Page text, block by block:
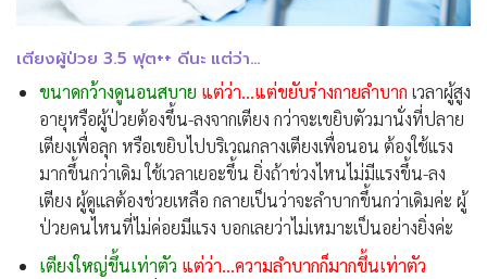
เตียงผู้ป่วย 3.5 ฟุต++ ดีนะ แต่ว่า…
ขนาดกว้างดูนอนสบาย แต่ว่า…แต่ขยับร่างกายลำบาก เวลาผู้สูง
อายุหรือผู้ป่วยต้องขึ้น-ลงจากเตียง กว่าจะเขยิบตัวมานั่งที่ปลาย
เตียงเพื่อลุก หรือเขยิบไปบริเวณกลางเตียงเพื่อนอน ต้องใช้แรง
มากขึ้นกว่าเดิม ใช้เวลาเยอะขึ้น ยิ่งถ้าช่วงไหนไม่มีแรงขึ้น-ลง
เตียง ผู้ดูแลต้องช่วยเหลือ กลายเป็นว่าจะลำบากขึ้นกว่าเดิมค่ะ ผู้
ป่วยคนไหนที่ไม่ค่อยมีแรง บอกเลยว่าไม่เหมาะเป็นอย่างยิ่งค่ะ
เตียงใหญ่ขึ้นเท่าตัว แต่ว่า…ความลำบากก็มากขึ้นเท่าตัว